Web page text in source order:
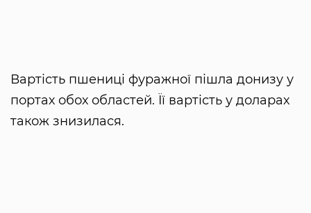
Вартість пшениці фуражної пішла донизу у
портах обох областей. Її вартість у доларах
також знизилася.